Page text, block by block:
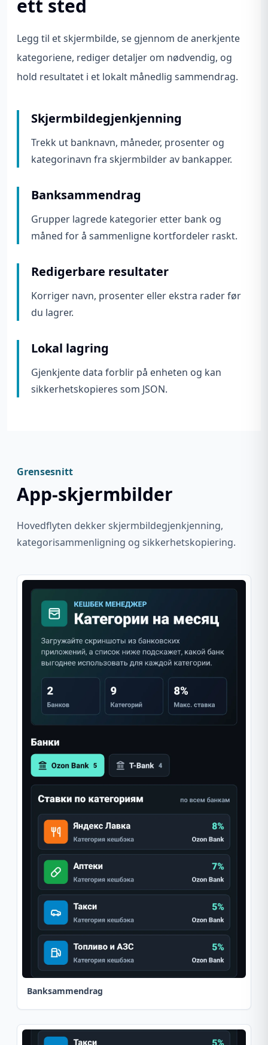
ett sted
Legg til et skjermbilde, se gjennom de anerkjente
kategoriene, rediger detaljer om nødvendig, og
hold resultatet i et lokalt månedlig sammendrag.
Skjermbildegjenkjenning
Trekk ut banknavn, måneder, prosenter og
kategorinavn fra skjermbilder av bankapper.
Banksammendrag
Grupper lagrede kategorier etter bank og
måned for å sammenligne kortfordeler raskt.
Redigerbare resultater
Korriger navn, prosenter eller ekstra rader før
du lagrer.
Lokal lagring
Gjenkjente data forblir på enheten og kan
sikkerhetskopieres som JSON.
Grensesnitt
App-skjermbilder
Hovedflyten dekker skjermbildegjenkjenning,
kategorisammenligning og sikkerhetskopiering.
Banksammendrag